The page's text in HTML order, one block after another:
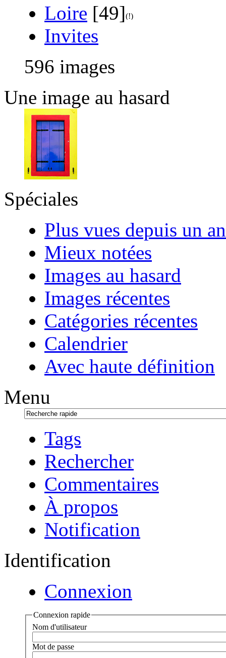
Loire [49]
Invites
596 images
Une image au hasard
Spéciales
Plus vues depuis un an
Mieux notées
Images au hasard
Images récentes
Catégories récentes
Calendrier
Avec haute définition
Menu
Tags
Rechercher
Commentaires
À propos
Notification
Identification
Connexion
Connexion rapide
Nom d'utilisateur
Mot de passe